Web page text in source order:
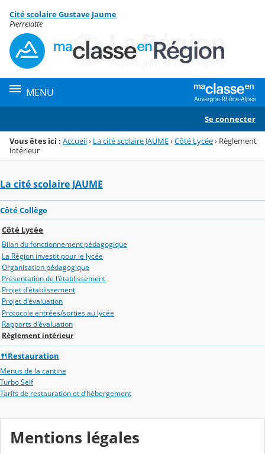
Menu de la rubrique
Contenu
Cité scolaire Gustave Jaume
Pierrelatte
MENU
Se connecter
Vous êtes ici : Accueil› La cité scolaire JAUME›Côté Lycée› Règlement
intérieur
La cité scolaire JAUME
Côté Collège
Côté Lycée
Bilan du fonctionnement pédagogique
La Région investit pour le lycée
Organisation pédagogique
Présentation de l'établissement
Projet d'établissement
Projet d'évaluation
Protocole entrées/sorties au lycée
Rapports d'évaluation
Règlement intérieur
🍴Restauration
Menus de la cantine
Turbo Self
Tarifs de restauration et d’hébergement
Mentions légales